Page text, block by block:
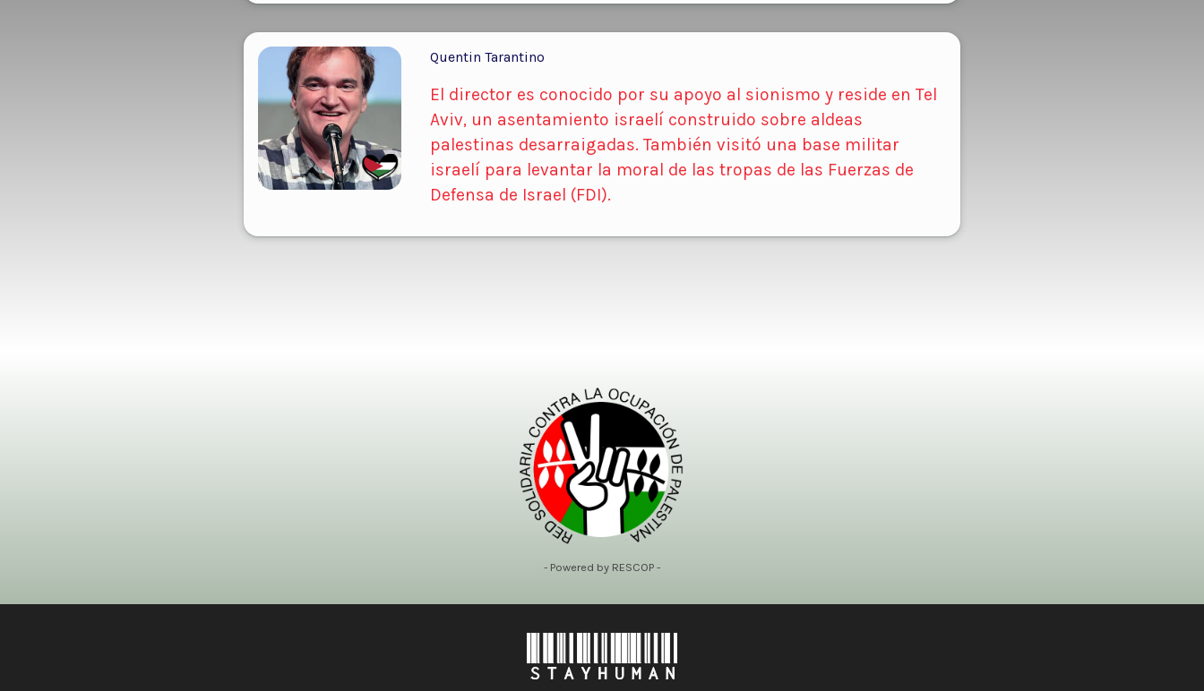
Quentin Tarantino
El director es conocido por su apoyo al sionismo y reside en Tel
Aviv, un asentamiento israelí construido sobre aldeas
palestinas desarraigadas. También visitó una base militar
israelí para levantar la moral de las tropas de las Fuerzas de
Defensa de Israel (FDI).
- Powered by RESCOP -